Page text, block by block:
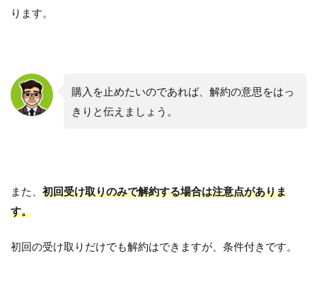
ります。
購入を止めたいのであれば、解約の意思をはっ
きりと伝えましょう。
また、 初回受け取りのみで解約する場合は注意点がありま
す。
初回の受け取りだけでも解約はできますが、条件付きです。